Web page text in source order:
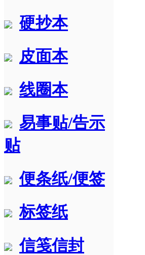
硬抄本
皮面本
线圈本
易事贴/告示
贴
便条纸/便签
标签纸
信笺信封